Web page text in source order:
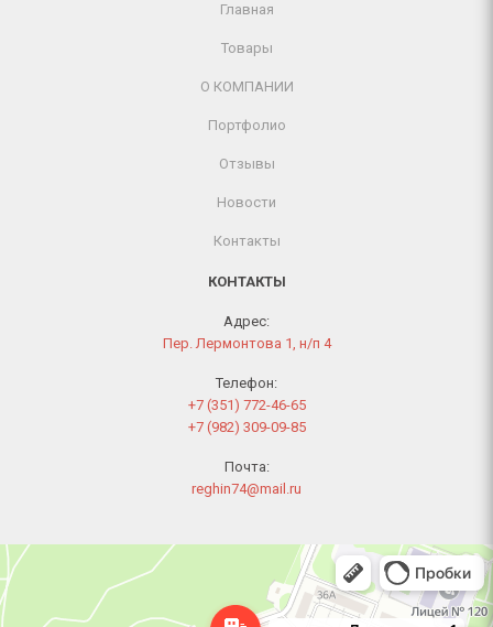
Главная
Товары
О КОМПАНИИ
Портфолио
Отзывы
Новости
Контакты
КОНТАКТЫ
Адрес:
Пер. Лермонтова 1, н/п 4
Телефон:
+7 (351) 772-46-65
+7 (982) 309-09-85
Почта:
reghin74@mail.ru
Челябинск
Переулок Лермонтова, 1 — Яндекс Карты